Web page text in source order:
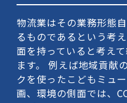
物流業はその業務形態
るものであるという考
面を持っていると考え
ます。 例えば地域貢献
クを使ったこどもミュ
画、環境の側面では、